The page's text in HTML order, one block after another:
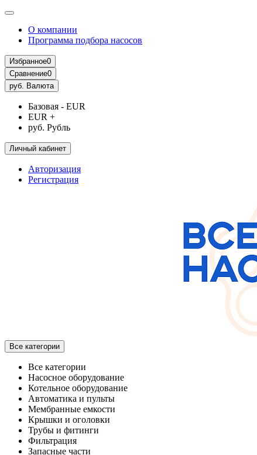
О компании
Программа подбора насосов
Избранное0
Сравнение0
руб. Валюта
Базовая - EUR
EUR +
руб. Рубль
Личный кабинет
Авторизация
Регистрация
Все категории
Все категории
Насосное оборудование
Котельное оборудование
Автоматика и пульты
Мембранные емкости
Крышки и оголовки
Трубы и фитинги
Фильтрация
Запасные части